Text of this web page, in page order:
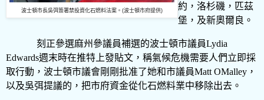
波士頓市長吳弭簽署禁投資化石燃料法案。(波士頓市府提供)
約，洛杉磯，匹茲
堡，及新奧爾良。
刻正參選麻州參議員補選的波士頓市議員Lydia
Edwards週末時在推特上發貼文，稱氣候危機需要人們立即採
取行動，波士頓市議會剛剛批准了她和市議員Matt OMalley ，
以及吳弭提議的，把市府資金從化石燃料業中移除出去。